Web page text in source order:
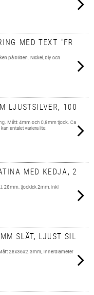
MED TEXT "FR
på bilden. Nickel, bly och
LJUSTSILVER, 100
Mått: 4mm och 0,8mm tjock. Ca
antalet variera lite.
MED KEDJA, 2
28mm, tjocklek 2mm, inkl
SLÄT, LJUST SIL
28x36x2.3mm, Innerdiameter